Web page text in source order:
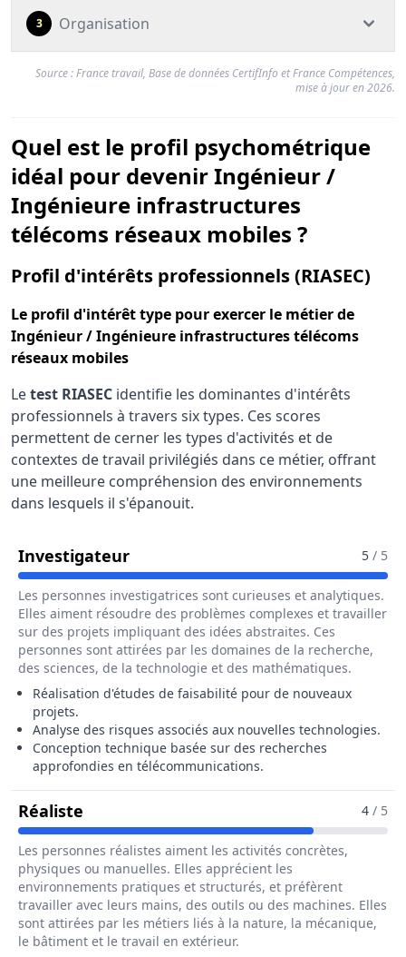
3 Organisation
Source : France travail, Base de données CertifInfo et France Compétences,
mise à jour en 2026.
Quel est le profil psychométrique
idéal pour devenir Ingénieur /
Ingénieure infrastructures
télécoms réseaux mobiles ?
Profil d'intérêts professionnels (RIASEC)
Le profil d'intérêt type pour exercer le métier de
Ingénieur / Ingénieure infrastructures télécoms
réseaux mobiles
Letest RIASEC identifie les dominantes d'intérêts
professionnels à travers six types. Ces scores
permettent de cerner les types d'activités et de
contextes de travail privilégiés dans ce métier, offrant
une meilleure compréhension des environnements
dans lesquels il s'épanouit.
InvestigateurPour Le Métier De Ingénieur /
5 / 5
Les personnes investigatrices sont curieuses et analytiques.
Elles aiment résoudre des problèmes complexes et travailler
sur des projets impliquant des idées abstraites. Ces
personnes sont attirées par les domaines de la recherche,
des sciences, de la technologie et des mathématiques.
Réalisation d'études de faisabilité pour de nouveaux
projets.
Analyse des risques associés aux nouvelles technologies.
Conception technique basée sur des recherches
approfondies en télécommunications.
Réaliste Pour Le Métier De Ingénieur / 4 / 5
Les personnes réalistes aiment les activités concrètes,
physiques ou manuelles. Elles apprécient les
environnements pratiques et structurés, et préfèrent
travailler avec leurs mains, des outils ou des machines. Elles
sont attirées par les métiers liés à la nature, la mécanique,
le bâtiment et le travail en extérieur.